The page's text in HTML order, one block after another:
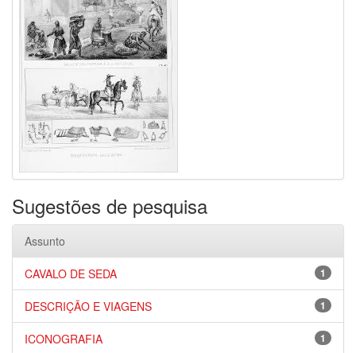
Sugestões de pesquisa
Assunto
1
CAVALO DE SEDA
1
DESCRIÇÃO E VIAGENS
1
ICONOGRAFIA